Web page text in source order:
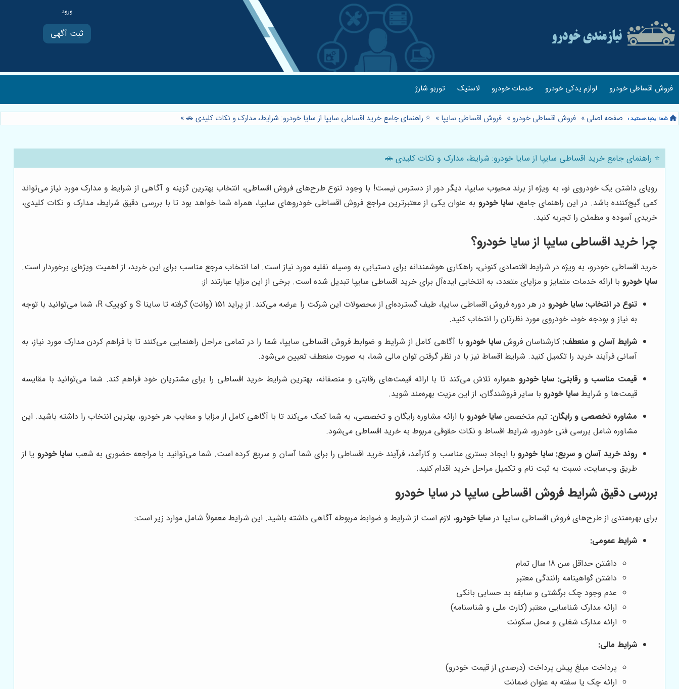
ثبت آگهی
فروش اقساطی خودرو لوازم یدکی خودرو خدمات خودرو لاستیک توربو شارژ
صفحه اصلی » فروش اقساطی خودرو » فروش اقساطی سایپا » ⭐️ راهنمای جامع خرید اقساطی سایپا از سایا خودرو: شرایط، مدارک و نکات کلیدی 🚗»
⭐️ راهنمای جامع خرید اقساطی سایپا از سایا خودرو: شرایط، مدارک و نکات کلیدی 🚗
رویای داشتن یک خودروی نو، به ویژه از برند محبوب سایپا، دیگر دور از دسترس نیست! با وجود تنوع طرح‌های فروش اقساطی، انتخاب بهترین گزینه و آگاهی از شرایط و مدارک مورد نیاز می‌تواند
کمی گیج‌کننده باشد. در این راهنمای جامع، سایا خودرو به عنوان یکی از معتبرترین مراجع فروش اقساطی خودروهای سایپا، همراه شما خواهد بود تا با بررسی دقیق شرایط، مدارک و نکات کلیدی،
خریدی آسوده و مطمئن را تجربه کنید.
چرا خرید اقساطی سایپا از سایا خودرو؟
خرید اقساطی خودرو، به ویژه در شرایط اقتصادی کنونی، راهکاری هوشمندانه برای دستیابی به وسیله نقلیه مورد نیاز است. اما انتخاب مرجع مناسب برای این خرید، از اهمیت ویژه‌ای برخوردار است.
سایا خودرو با ارائه خدمات متمایز و مزایای متعدد، به انتخابی ایده‌آل برای خرید اقساطی سایپا تبدیل شده است. برخی از این مزایا عبارتند از:
تنوع در انتخاب: سایا خودرو
در هر دوره فروش اقساطی سایپا، طیف گسترده‌ای از محصولات این شرکت را عرضه می‌کند. از پراید 151 (وانت) گرفته تا ساینا S و کوییک R، شما می‌توانید با توجه
به نیاز و بودجه خود، خودروی مورد نظرتان را انتخاب کنید.
شرایط آسان و منعطف: کارشناسان فروشسایا خودرو با آگاهی کامل از شرایط و ضوابط فروش اقساطی سایپا، شما را در تمامی مراحل راهنمایی می‌کنند تا با فراهم کردن مدارک مورد نیاز، به
آسانی فرآیند خرید را تکمیل کنید. شرایط اقساط نیز با در نظر گرفتن توان مالی شما، به صورت منعطف تعیین می‌شود.
قیمت مناسب و رقابتی: سایا خودرو همواره تلاش می‌کند تا با ارائه قیمت‌های رقابتی و منصفانه، بهترین شرایط خرید اقساطی را برای مشتریان خود فراهم کند. شما می‌توانید با مقایسه
قیمت‌ها و شرایط سایا خودرو با سایر فروشندگان، از این مزیت بهره‌مند شوید.
مشاوره تخصصی و رایگان: تیم متخصصسایا خودرو با ارائه مشاوره رایگان و تخصصی، به شما کمک می‌کند تا با آگاهی کامل از مزایا و معایب هر خودرو، بهترین انتخاب را داشته باشید. این
مشاوره شامل بررسی فنی خودرو، شرایط اقساط و نکات حقوقی مربوط به خرید اقساطی می‌شود.
روند خرید آسان و سریع: سایا خودرو با ایجاد بستری مناسب و کارآمد، فرآیند خرید اقساطی را برای شما آسان و سریع کرده است. شما می‌توانید با مراجعه حضوری به شعب سایا خودرو یا از
طریق وب‌سایت، نسبت به ثبت نام و تکمیل مراحل خرید اقدام کنید.
بررسی دقیق شرایط فروش اقساطی سایپا در سایا خودرو
برای بهره‌مندی از طرح‌های فروش اقساطی سایپا در سایا خودرو، لازم است از شرایط و ضوابط مربوطه آگاهی داشته باشید. این شرایط معمولاً شامل موارد زیر است:
شرایط عمومی:
داشتن حداقل سن 18 سال تمام
داشتن گواهینامه رانندگی معتبر
عدم وجود چک برگشتی و سابقه بد حسابی بانکی
ارائه مدارک شناسایی معتبر (کارت ملی و شناسنامه)
ارائه مدارک شغلی و محل سکونت
شرایط مالی:
پرداخت مبلغ پیش پرداخت (درصدی از قیمت خودرو)
ارائه چک یا سفته به عنوان ضمانت